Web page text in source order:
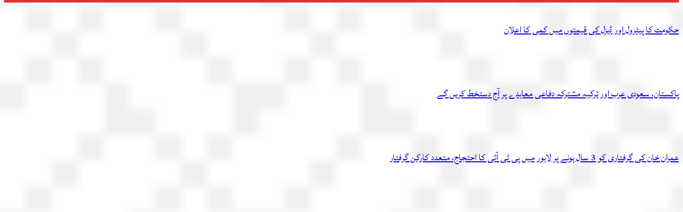
حکومت کا پیٹرول اور ڈیزل کی قیمتوں میں کمی کا اعلان
پاکستان، سعودی عرب اور ترکیہ مشترکہ دفاعی معاہدے پر آج دستخط کریں گے
عمران خان کی گرفتاری کو 3 سال ہونے پر لاہور میں پی ٹی آئی کا احتجاج، متعدد کارکن گرفتار